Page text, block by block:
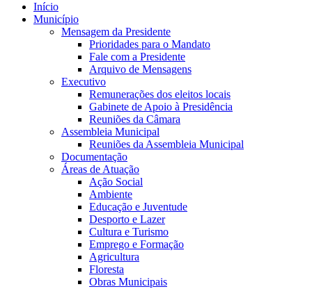
Início
Município
Mensagem da Presidente
Prioridades para o Mandato
Fale com a Presidente
Arquivo de Mensagens
Executivo
Remunerações dos eleitos locais
Gabinete de Apoio à Presidência
Reuniões da Câmara
Assembleia Municipal
Reuniões da Assembleia Municipal
Documentação
Áreas de Atuação
Ação Social
Ambiente
Educação e Juventude
Desporto e Lazer
Cultura e Turismo
Emprego e Formação
Agricultura
Floresta
Obras Municipais